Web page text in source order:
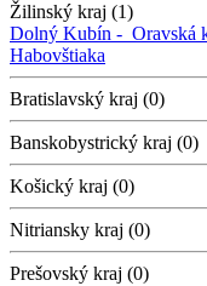
Žilinský kraj (1)
Dolný Kubín - Oravská
Habovštiaka
Bratislavský kraj (0)
Banskobystrický kraj (0)
Košický kraj (0)
Nitriansky kraj (0)
Prešovský kraj (0)